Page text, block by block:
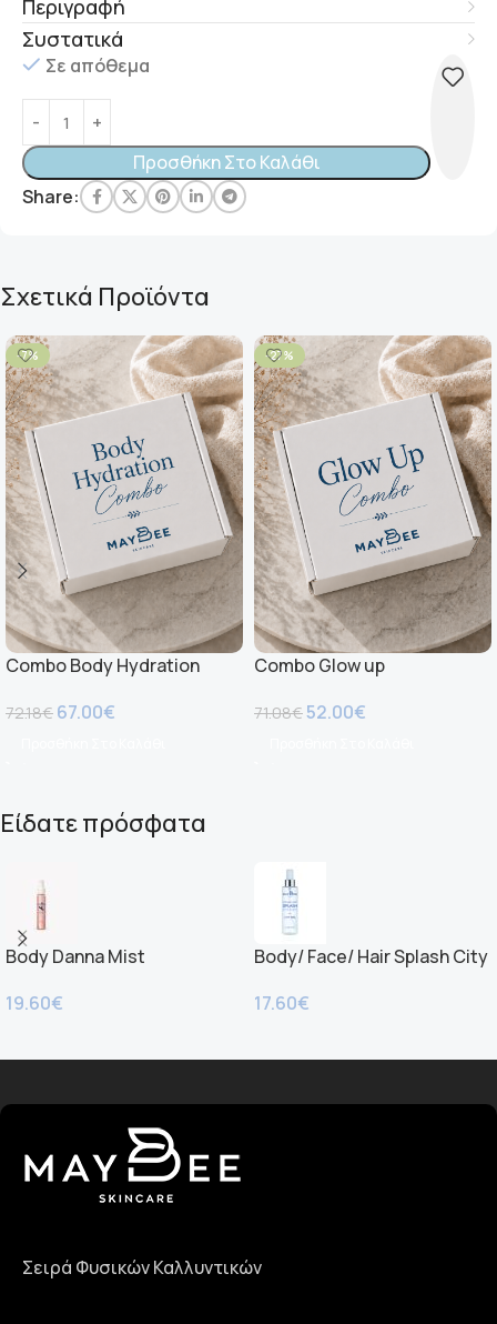
Περιγραφή
Συστατικά
Σε απόθεμα
Προσθήκη Στο Καλάθι
Share:
Σχετικά Προϊόντα
-7%
Combo Body Hydration
72.18€ 67.00€
-27%
Combo Glow up
71.08€52.00€
Είδατε πρόσφατα
Body Danna Mist
19.60€
Body/ Face/ Hair Splash City
17.60€
Σειρά Φυσικών Καλλυντικών